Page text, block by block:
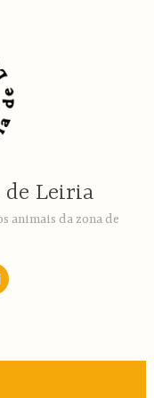
de Leiria
animais da zona de